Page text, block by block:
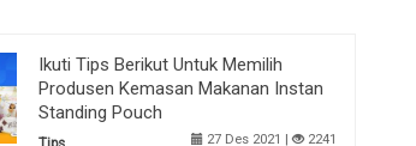
Ikuti Tips Berikut Untuk Memilih
Produsen Kemasan Makanan Instan
Standing Pouch
27 Des 2021 | 2241